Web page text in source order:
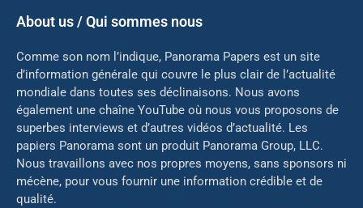
About us / Qui sommes nous
Comme son nom l’indique, Panorama Papers est un site
d’information générale qui couvre le plus clair de l’actualité
mondiale dans toutes ses déclinaisons. Nous avons
également une chaîne YouTube où nous vous proposons de
superbes interviews et d’autres vidéos d’actualité. Les
papiers Panorama sont un produit Panorama Group, LLC.
Nous travaillons avec nos propres moyens, sans sponsors ni
mécène, pour vous fournir une information crédible et de
qualité.